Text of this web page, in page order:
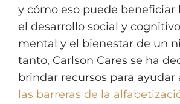
y cómo eso puede beneficiar
el desarrollo social y
mental y el bienestar de un
tanto, Carlson Cares se ha
brindar recursos para
las barreras de la